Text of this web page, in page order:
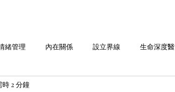
緒管理 內在關係 設立界線 生命深度
劉老師說 系列
時 2 分鐘